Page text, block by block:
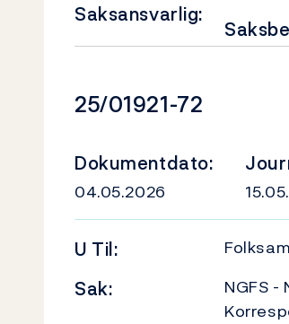
Saksansvarlig:
Dokumentnummer
25/01921-72
Dokumentdato:
04.05.2026
U Til: Folksam
Sak:
NGFS